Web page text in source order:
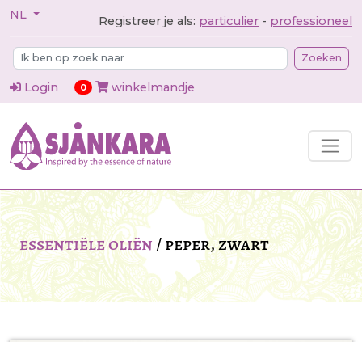
NL Registreer je als: particulier - professioneel
Zoeken
Login 0items in cart
winkelmandje
essentiële oliën/peper, zwart